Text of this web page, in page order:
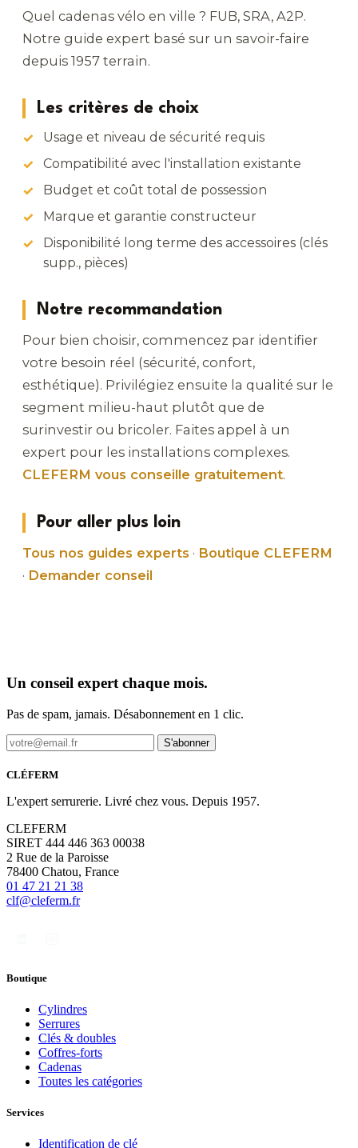
Quel cadenas vélo en ville ? FUB, SRA, A2P.
Notre guide expert basé sur un savoir-faire
depuis 1957 terrain.
Les critères de choix
Usage et niveau de sécurité requis
Compatibilité avec l'installation existante
Budget et coût total de possession
Marque et garantie constructeur
Disponibilité long terme des accessoires (clés
supp., pièces)
Notre recommandation
Pour bien choisir, commencez par identifier
votre besoin réel (sécurité, confort,
esthétique). Privilégiez ensuite la qualité sur le
segment milieu-haut plutôt que de
surinvestir ou bricoler. Faites appel à un
expert pour les installations complexes.
CLEFERM vous conseille gratuitement.
Pour aller plus loin
Tous nos guides experts · Boutique CLEFERM
· Demander conseil
Un conseil expert chaque mois.
Pas de spam, jamais. Désabonnement en 1 clic.
S'abonner
CLÉFERM
L'expert serrurerie. Livré chez vous. Depuis 1957.
CLEFERM
SIRET 444 446 363 00038
2 Rue de la Paroisse
78400 Chatou, France
01 47 21 21 38
clf@cleferm.fr
Boutique
Cylindres
Serrures
Clés & doubles
Coffres-forts
Cadenas
Toutes les catégories
Services
Identification de clé